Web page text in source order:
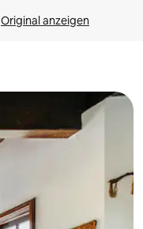
Original anzeigen